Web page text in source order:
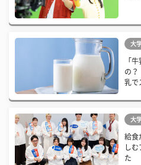
大
「
の
乳で
大
給食
し
た